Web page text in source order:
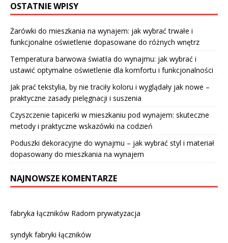
OSTATNIE WPISY
Żarówki do mieszkania na wynajem: jak wybrać trwałe i
funkcjonalne oświetlenie dopasowane do różnych wnętrz
Temperatura barwowa światła do wynajmu: jak wybrać i
ustawić optymalne oświetlenie dla komfortu i funkcjonalności
Jak prać tekstylia, by nie traciły koloru i wyglądały jak nowe –
praktyczne zasady pielęgnacji i suszenia
Czyszczenie tapicerki w mieszkaniu pod wynajem: skuteczne
metody i praktyczne wskazówki na codzień
Poduszki dekoracyjne do wynajmu – jak wybrać styl i materiał
dopasowany do mieszkania na wynajem
NAJNOWSZE KOMENTARZE
fabryka łączników Radom prywatyzacja
syndyk fabryki łączników